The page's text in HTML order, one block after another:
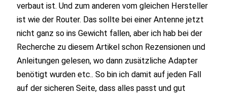
verbaut ist. Und zum anderen vom gleichen Hersteller
ist wie der Router. Das sollte bei einer Antenne jetzt
nicht ganz so ins Gewicht fallen, aber ich hab bei der
Recherche zu diesem Artikel schon Rezensionen und
Anleitungen gelesen, wo dann zusätzliche Adapter
benötigt wurden etc.. So bin ich damit auf jeden Fall
auf der sicheren Seite, dass alles passt und gut